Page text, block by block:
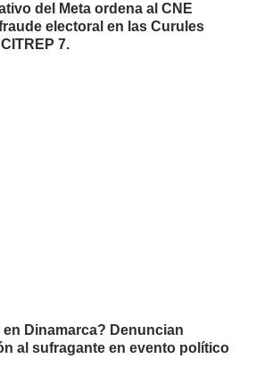
del Meta ordena al CNE
electoral en las Curules
7.
Dinamarca? Denuncian
al sufragante en evento político